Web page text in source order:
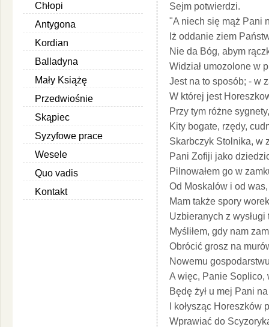
Chłopi
Antygona
Kordian
Balladyna
Mały Książę
Przedwiośnie
Skąpiec
Syzyfowe prace
Wesele
Quo vadis
Kontakt
Sejm potwierdzi.
"A niech się mąż Pani
Iż oddanie ziem
Nie da Bóg, abym
Widział umozolone w
Jest na to sposób; - w
W której jest
Przy tym różne
Kity bogate, rzędy,
Skarbczyk Stolnika, w
Pani Zofiji jako
Pilnowałem go w
Od Moskalów i od
Mam także spory
Uzbieranych z
Myśliłem, gdy nam
Obrócić grosz na
Nowemu
A więc, Panie Soplico,
Będę żył u mej Pani
I kołysząc Horeszków
Wprawiać do